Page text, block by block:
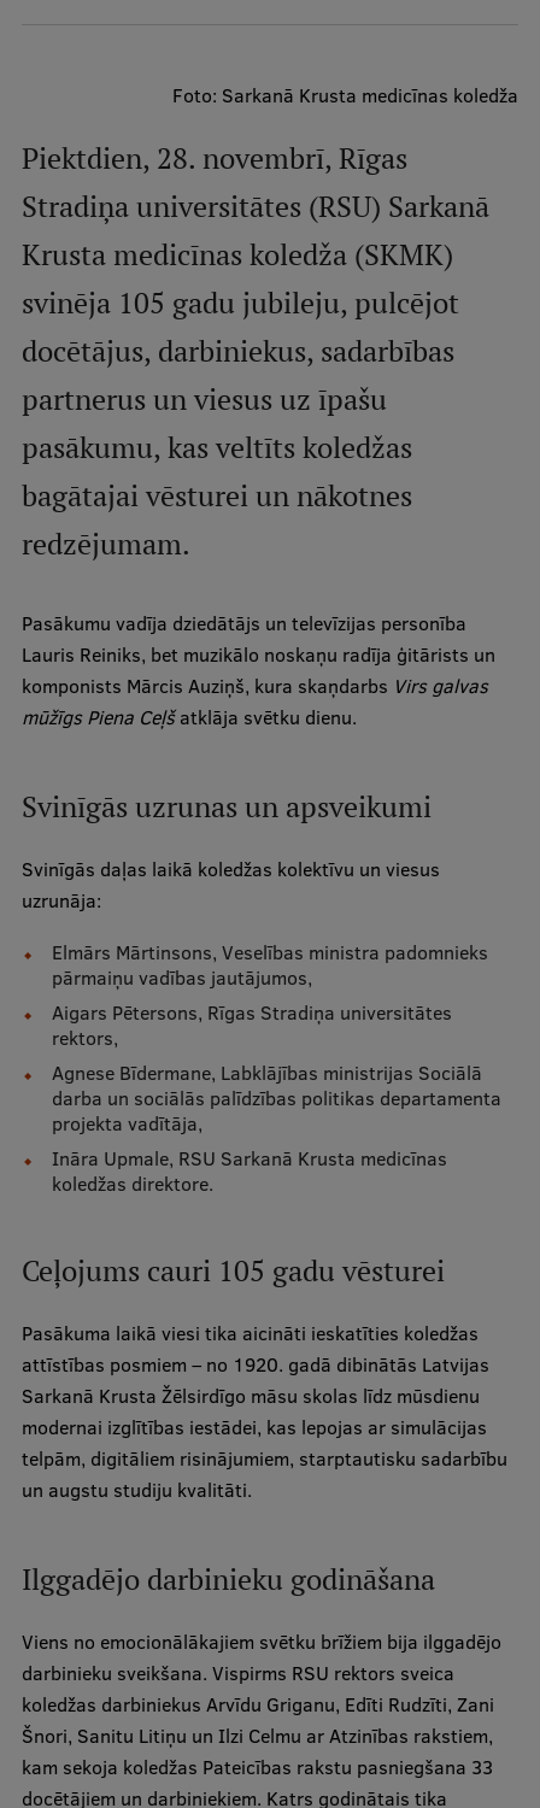
Par RSU
Studentu dzīve
Studiju norises vietas
Fakultātes
Mūsu cilvēki
Stratēģija
Struktūra
Vēsture un tradīcijas
RSU fonds
Aula
Muzeji un ekspozīcijas
Projekti
Reitingi
Virtuālā tūre
Ilgtspējīga attīstība
Studiju un vides pieejamība
Dati par 2025. gadu
Suvenīri un grāmatas
Mūžizglītība
Ētikas un līdztiesības mācības
Atvērtā universitāte
Sagatavošanas kursi
Profesionālās pilnveides kursi
ESF kvalifikācijas celšanas kursi
Kvalifikācijas atbilstības pārbaude
Pētniecība
Zinātniskie institūti un laboratorijas
Foto: Sarkanā Krusta medicīnas koledža
Piektdien, 28. novembrī, Rīgas
Stradiņa universitātes (RSU) Sarkanā
Krusta medicīnas koledža (SKMK)
svinēja 105 gadu jubileju, pulcējot
docētājus, darbiniekus, sadarbības
partnerus un viesus uz īpašu
pasākumu, kas veltīts koledžas
bagātajai vēsturei un nākotnes
redzējumam.
Pasākumu vadīja dziedātājs un televīzijas personība
Lauris Reiniks, bet muzikālo noskaņu radīja ģitārists un
komponists Mārcis Auziņš, kura skaņdarbs Virs galvas
mūžīgs Piena Ceļšatklāja svētku dienu.
Svinīgās uzrunas un apsveikumi
Svinīgās daļas laikā koledžas kolektīvu un viesus
uzrunāja:
Elmārs Mārtinsons, Veselības ministra padomnieks
pārmaiņu vadības jautājumos,
Aigars Pētersons, Rīgas Stradiņa universitātes
rektors,
Agnese Bīdermane, Labklājības ministrijas Sociālā
darba un sociālās palīdzības politikas departamenta
projekta vadītāja,
Ināra Upmale, RSU Sarkanā Krusta medicīnas
koledžas direktore.
Ceļojums cauri 105 gadu vēsturei
Pasākuma laikā viesi tika aicināti ieskatīties koledžas
attīstības posmiem – no 1920. gadā dibinātās Latvijas
Sarkanā Krusta Žēlsirdīgo māsu skolas līdz mūsdienu
modernai izglītības iestādei, kas lepojas ar simulācijas
telpām, digitāliem risinājumiem, starptautisku sadarbību
un augstu studiju kvalitāti.
Ilggadējo darbinieku godināšana
Viens no emocionālākajiem svētku brīžiem bija ilggadējo
darbinieku sveikšana. Vispirms RSU rektors sveica
koledžas darbiniekus Arvīdu Griganu, Edīti Rudzīti, Zani
Šnori, Sanitu Litiņu un Ilzi Celmu ar Atzinības rakstiem,
kam sekoja koledžas Pateicības rakstu pasniegšana 33
docētājiem un darbiniekiem. Katrs godinātais tika